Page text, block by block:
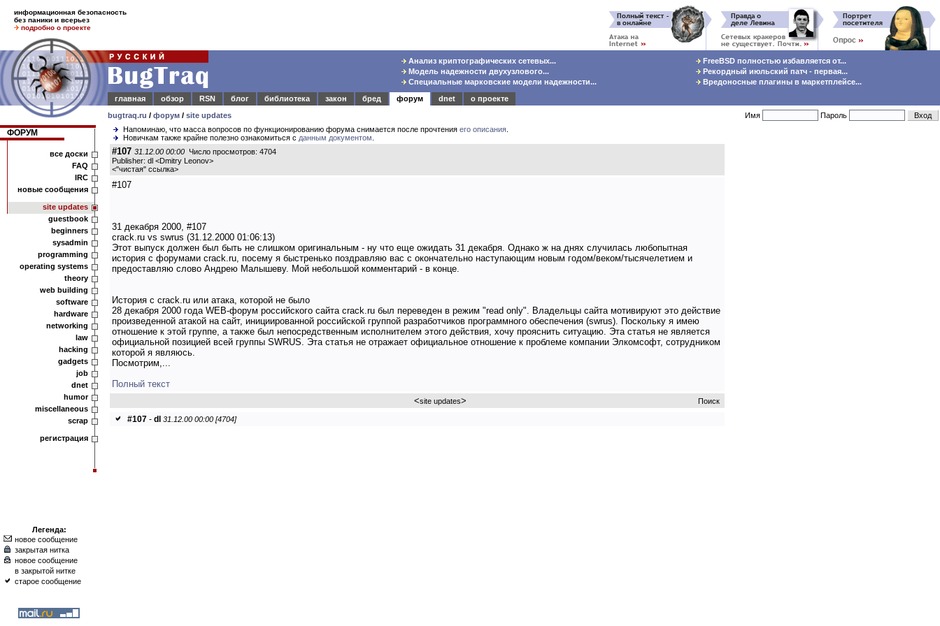
информационная безопасность
без паники и всерьез
подробно о проекте
Анализ криптографических сетевых...
Модель надежности двухузлового...
Специальные марковские модели надежности...
FreeBSD полностью избавляется от...
Рекордный июльский патч - первая...
Вредоносные плагины в маркетплейсе...
главная
обзор RSN блог библиотека закон бред форум dnet
о проекте
bugtraq.ru / форум / site updates Имя Пароль
ФОРУМ
все доски
FAQ
IRC
новые сообщения
site updates
guestbook
beginners
sysadmin
programming
operating systems
theory
web building
software
hardware
networking
law
hacking
gadgets
job
dnet
humor
miscellaneous
scrap
регистрация
Легенда:
новое сообщение
закрытая нитка
новое сообщение
в закрытой нитке
старое сообщение
Напоминаю, что масса вопросов по функционированию форума снимается после прочтения его описания
Новичкам также крайне полезно ознакомиться с данным документом
#107 31.12.00 00:00 Число просмотров: 4704
Publisher: dl <Dmitry Leonov>
<"чистая" ссылка>
#107
31 декабря 2000, #107
crack.ru vs swrus (31.12.2000 01:06:13)
Этот выпуск должен был быть не слишком оригинальным - ну что еще ожидать 31 декабря. Однако ж на днях случилась любопытная
история с форумами crack.ru, посему я быстренько поздравляю вас с окончательно наступающим новым годом/веком/тысячелетием и
предоставляю слово Андрею Малышеву. Мой небольшой комментарий - в конце.
История с crack.ru или атака, которой не было
28 декабря 2000 года WEB-форум российского сайта crack.ru был переведен в режим "read only". Владельцы сайта мотивируют это действие
произведенной атакой на сайт, инициированной российской группой разработчиков программного обеспечения (swrus). Поскольку я имею
отношение к этой группе, а также был непосредственным исполнителем этого действия, хочу прояснить ситуацию. Эта статья не является
официальной позицией всей группы SWRUS. Эта статья не отражает официальное отношение к проблеме компании Элкомсофт, сотрудником
которой я являюсь.
Посмотрим,...
Полный текст
<site updates> Поиск
#107 - dl 31.12.00 00:00 [4704]